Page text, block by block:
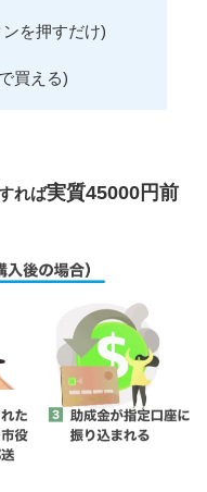
を押すだけ)
買える)
れば実質45000円前